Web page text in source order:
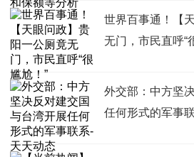
世界百事通！【
无门，市民直呼“
外交部：中方坚
任何形式的军事